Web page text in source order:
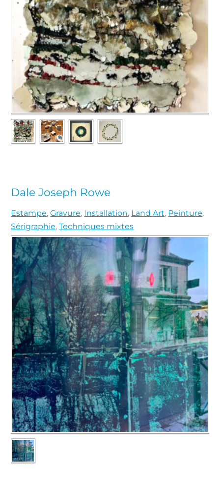
Dale Joseph Rowe
Estampe,Gravure, Installation, Land Art, Peinture,
Sérigraphie,Techniques mixtes